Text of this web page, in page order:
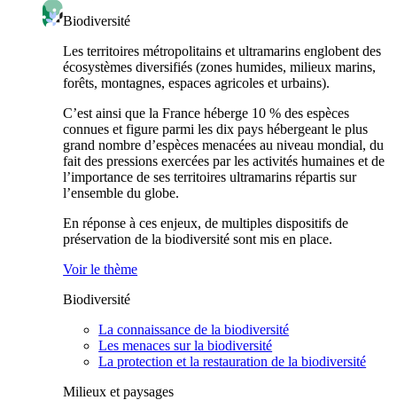
Biodiversité
Les territoires métropolitains et ultramarins englobent des
écosystèmes diversifiés (zones humides, milieux marins,
forêts, montagnes, espaces agricoles et urbains).
C’est ainsi que la France héberge 10 % des espèces
connues et figure parmi les dix pays hébergeant le plus
grand nombre d’espèces menacées au niveau mondial, du
fait des pressions exercées par les activités humaines et de
l’importance de ses territoires ultramarins répartis sur
l’ensemble du globe.
En réponse à ces enjeux, de multiples dispositifs de
préservation de la biodiversité sont mis en place.
Voir le thème
Biodiversité
La connaissance de la biodiversité
Les menaces sur la biodiversité
La protection et la restauration de la biodiversité
Milieux et paysages